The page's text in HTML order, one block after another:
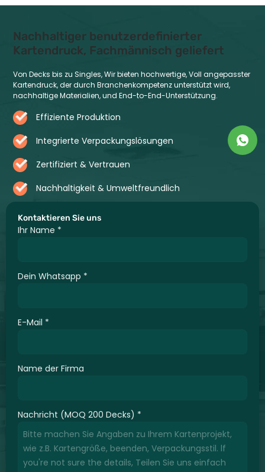
Kontaktieren Sie uns
Ihr Name *
Dein Whatsapp *
E-Mail *
Name der Firma
Nachricht (MOQ 200 Decks) *
Nachhaltiger benutzerdefinierter
Kartendruck, Fachmännisch geliefert
Von Decks bis zu Singles, Wir bieten hochwertige, Voll angepasster
Kartendruck, der durch Branchenkompetenz unterstützt wird,
nachhaltige Materialien, und End-to-End-Unterstützung.
Effiziente Produktion
Integrierte Verpackungslösungen
Zertifiziert & Vertrauen
Nachhaltigkeit & Umweltfreundlich